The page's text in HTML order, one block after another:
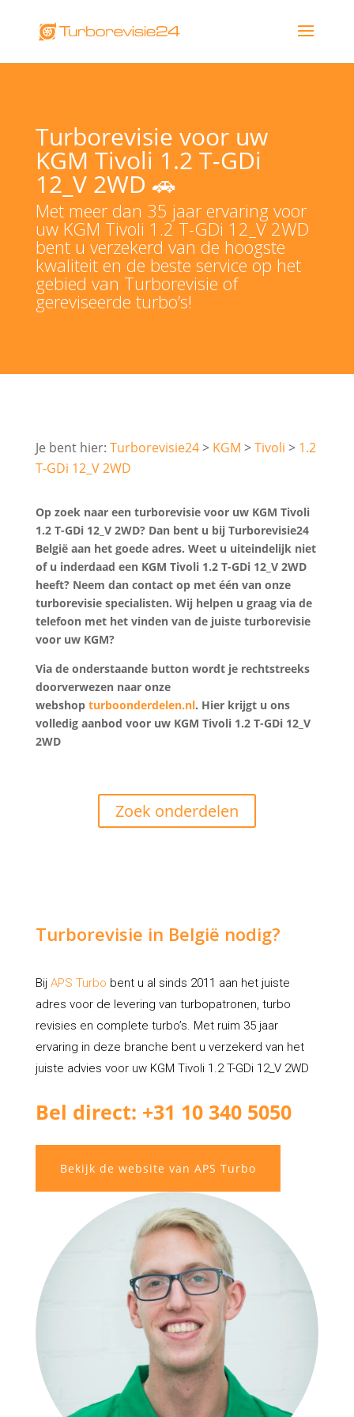
Turborevisie voor uw
KGM Tivoli 1.2 T-GDi
12_V 2WD 🚗
Met meer dan 35 jaar ervaring voor
uw KGM Tivoli 1.2 T-GDi 12_V 2WD
bent u verzekerd van de hoogste
kwaliteit en de beste service op het
gebied van Turborevisie of
gereviseerde turbo’s!
Turborevisie24 KGM Tivoli
1.2
T-GDi 12_V 2WD
Op zoek naar een turborevisie voor uw KGM Tivoli
1.2 T-GDi 12_V 2WD? Dan bent u bij Turborevisie24
België aan het goede adres. Weet u uiteindelijk niet
of u inderdaad een KGM Tivoli 1.2 T-GDi 12_V 2WD
heeft? Neem dan contact op met één van onze
turborevisie specialisten. Wij helpen u graag via de
telefoon met het vinden van de juiste turborevisie
voor uw KGM?
Via de onderstaande button wordt je rechtstreeks
doorverwezen naar onze
webshop turboonderdelen.nl. Hier krijgt u ons
volledig aanbod voor uw KGM Tivoli 1.2 T-GDi 12_V
2WD
Zoek onderdelen
Turborevisie in België nodig?
Bij APS Turbo bent u al sinds 2011 aan het juiste
adres voor de levering van turbopatronen, turbo
revisies en complete turbo’s. Met ruim 35 jaar
ervaring in deze branche bent u verzekerd van het
juiste advies voor uw KGM Tivoli 1.2 T-GDi 12_V 2WD
Bel direct: +31 10 340 5050
Bekijk de website van APS Turbo